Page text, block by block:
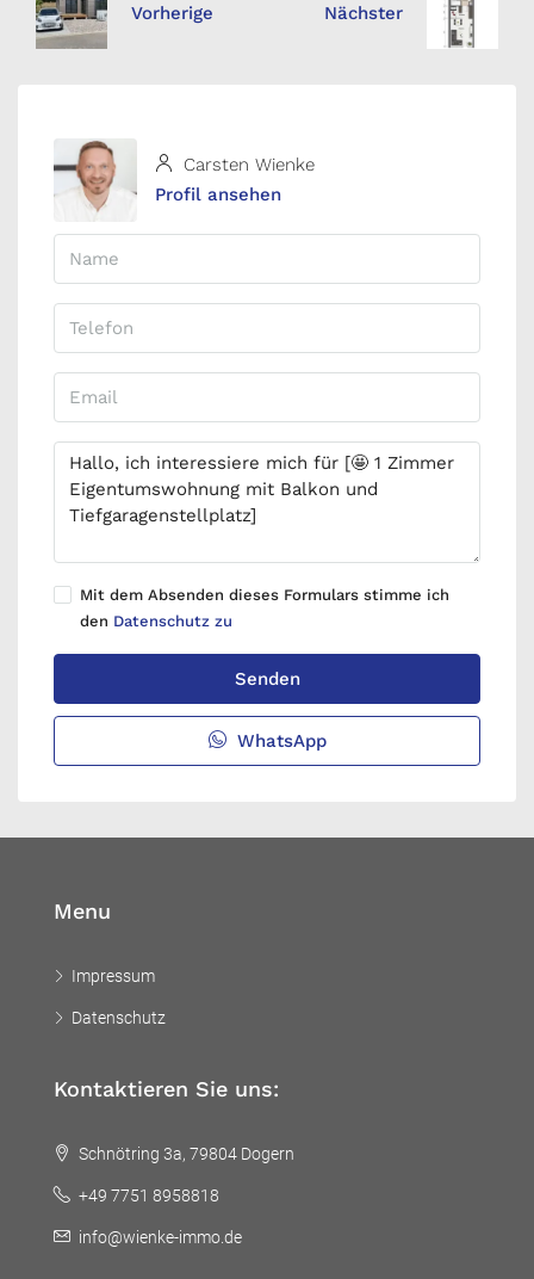
Vorherige Nächster
Carsten Wienke
Profil ansehen
Mit dem Absenden dieses Formulars stimme ich
den Datenschutz zu
Senden
WhatsApp
Menu
Impressum
Datenschutz
Kontaktieren Sie uns:
Schnötring 3a, 79804 Dogern
+49 7751 8958818
info@wienke-immo.de